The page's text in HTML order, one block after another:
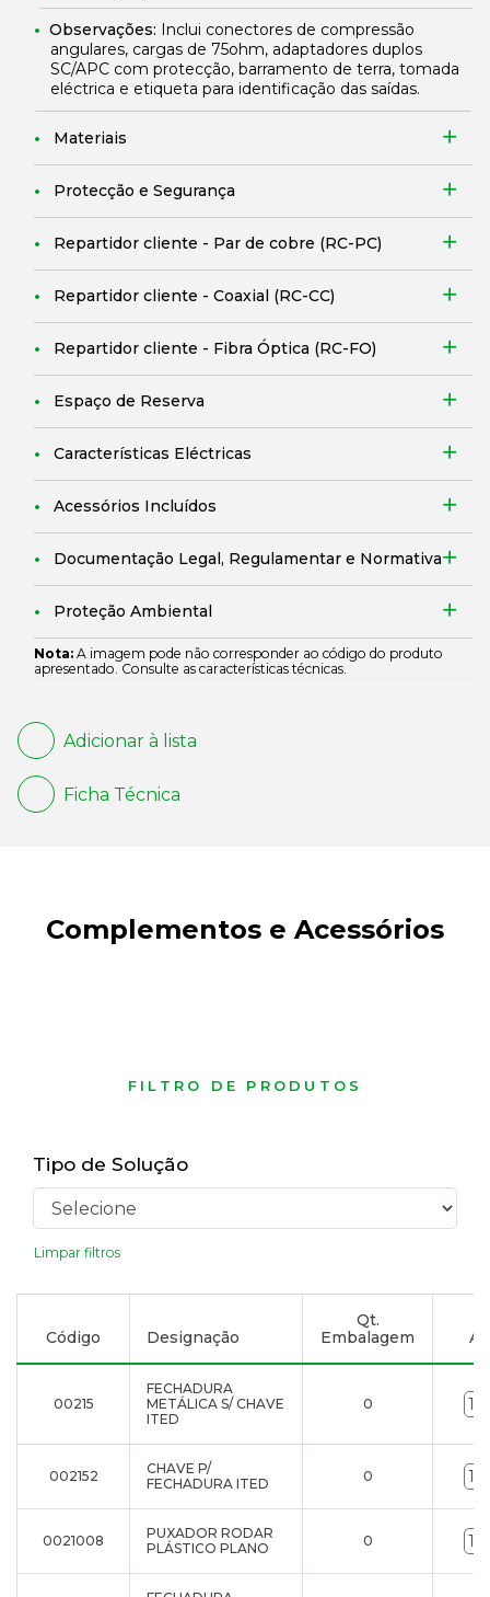
Observações: Inclui conectores de compressão
angulares, cargas de 75ohm, adaptadores duplos
SC/APC com protecção, barramento de terra, tomada
eléctrica e etiqueta para identificação das saídas.
Materiais
Protecção e Segurança
Repartidor cliente - Par de cobre (RC-PC)
Repartidor cliente - Coaxial (RC-CC)
Repartidor cliente - Fibra Óptica (RC-FO)
Espaço de Reserva
Características Eléctricas
Acessórios Incluídos
Documentação Legal, Regulamentar e Normativa
Proteção Ambiental
Nota: A imagem pode não corresponder ao código do produto
apresentado. Consulte as características técnicas.
Adicionar à lista
Ficha Técnica
Complementos e Acessórios
FILTRO DE PRODUTOS
Tipo de Solução
Limpar filtros
Código Designação
Qt.
Embalagem
00215
FECHADURA
METÁLICA S/ CHAVE
ITED
0
002152
CHAVE P/
FECHADURA ITED
0
0021008
PUXADOR RODAR
PLÁSTICO PLANO
0